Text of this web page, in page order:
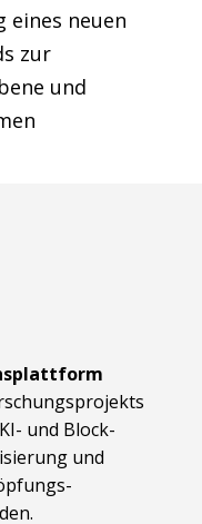
eines neuen
zur
und
und Block­
und